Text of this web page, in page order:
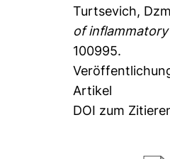
Turtsevich,
of
100995.
Artikel
DOI zum